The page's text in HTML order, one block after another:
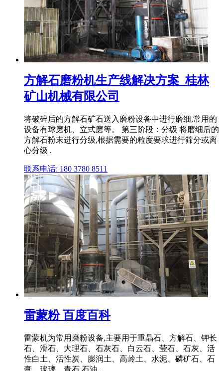
方解石磨粉机生产线解决方案_桂林
矿山机械有限公司
将破碎后的方解石矿石送入磨粉设备中进行磨细,常用的
设备有球磨机、立式磨等。 第三阶段：分级 将磨细后的
方解石粉末进行分级,根据需要的粒度要求进行筛分或离
心分级 .
联系电话: 180 3780 8511
雷蒙粉 百度百科
雷蒙机为常用磨粉设备,主要用于重晶石、方解石、钾长
石、滑石、大理石、石灰石、白云石、莹石、石灰、活
性白土、活性炭、膨润土、高岭土、水泥、磷矿石、石